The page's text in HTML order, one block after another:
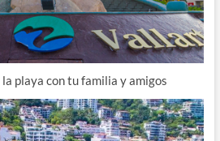
la playa con tu familia y amigos